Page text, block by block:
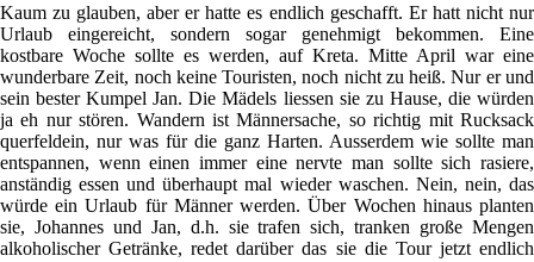
Kaum zu glauben, aber er hatte es endlich geschafft. Er hatt nicht nur
Urlaub eingereicht, sondern sogar genehmigt bekommen. Eine
kostbare Woche sollte es werden, auf Kreta. Mitte April war eine
wunderbare Zeit, noch keine Touristen, noch nicht zu heiß. Nur er und
sein bester Kumpel Jan. Die Mädels liessen sie zu Hause, die würden
ja eh nur stören. Wandern ist Männersache, so richtig mit Rucksack
querfeldein, nur was für die ganz Harten. Ausserdem wie sollte man
entspannen, wenn einen immer eine nervte man sollte sich rasiere,
anständig essen und überhaupt mal wieder waschen. Nein, nein, das
würde ein Urlaub für Männer werden. Über Wochen hinaus planten
sie, Johannes und Jan, d.h. sie trafen sich, tranken große Mengen
alkoholischer Getränke, redet darüber das sie die Tour jetzt endlich